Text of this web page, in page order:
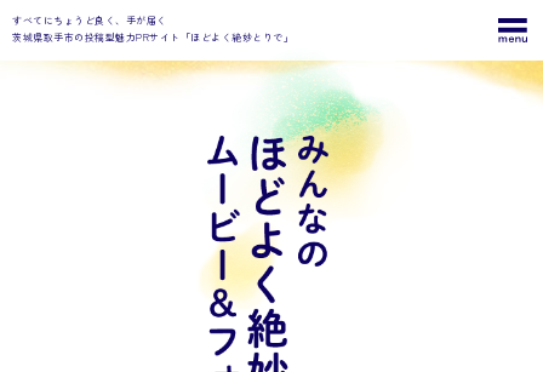
すべてにちょうど良く、手が届く
茨城県取手市の投稿型魅力PRサイト「ほどよく絶妙とりで」